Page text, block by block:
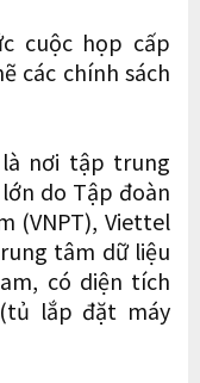
cuộc họp cấp
các chính sách
là nơi tập trung
do Tập đoàn
(VNPT), Viettel
tâm dữ liệu
có diện tích
lắp đặt máy